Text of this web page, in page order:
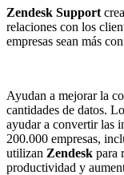
Zendesk Support
relaciones con los
empresas sean más
Ayudan a mejorar la
cantidades de datos.
ayudar a convertir las
200.000 empresas,
utilizan Zendesk para
productividad y